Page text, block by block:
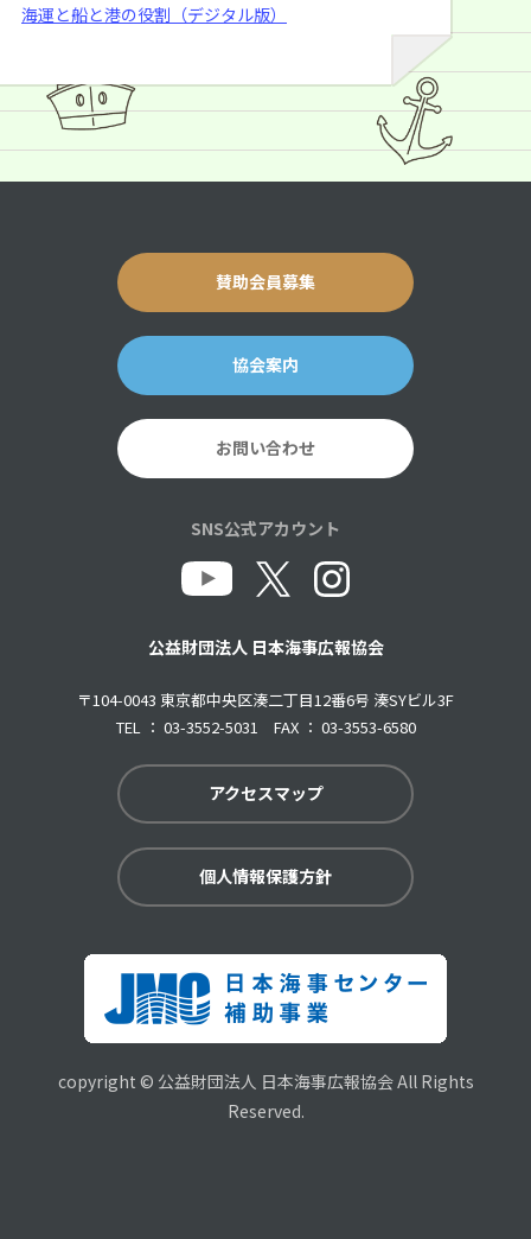
海運と船と港の役割（デジタル版）
賛助会員募集
協会案内
お問い合わせ
SNS公式アカウント
公益財団法人 日本海事広報協会
〒104-0043 東京都中央区湊二丁目12番6号 湊SYビル3F
TEL ： 03-3552-5031 FAX ： 03-3553-6580
アクセスマップ
個人情報保護方針
copyright © 公益財団法人 日本海事広報協会 All Rights
Reserved.